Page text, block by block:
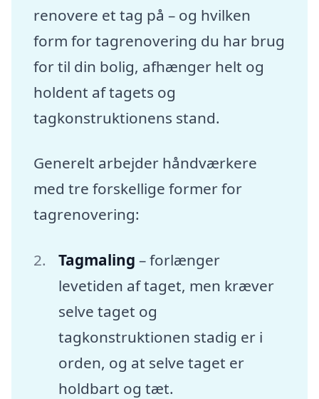
renovere et tag på – og hvilken
form for tagrenovering du har brug
for til din bolig, afhænger helt og
holdent af tagets og
tagkonstruktionens stand.
Generelt arbejder håndværkere
med tre forskellige former for
tagrenovering:
Tagmaling – forlænger
levetiden af taget, men kræver
selve taget og
tagkonstruktionen stadig er i
orden, og at selve taget er
holdbart og tæt.